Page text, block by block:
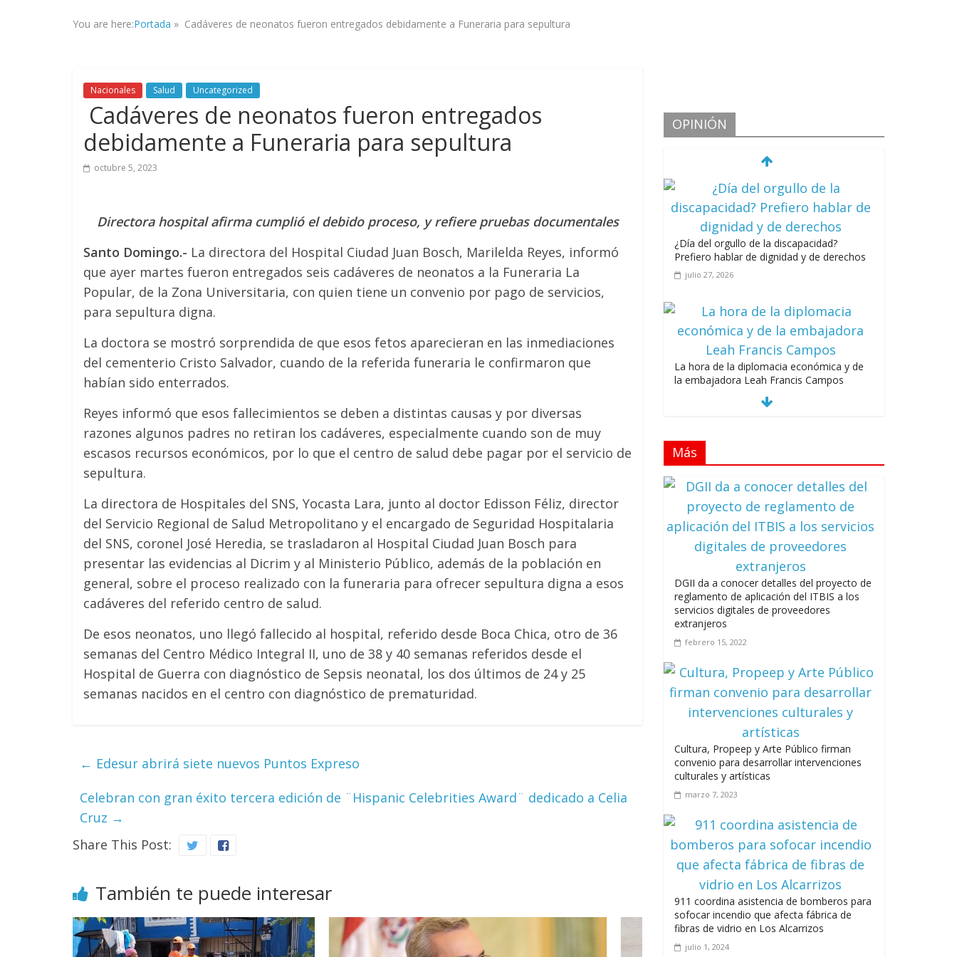
veracidad
con
propósito
mantener
tod@s
nuestr@s
lectores.
You are here:Portada » Cadáveres de neonatos fueron entregados debidamente a Funeraria para sepultura
Nacionales Salud Uncategorized
Cadáveres de neonatos fueron entregados
debidamente a Funeraria para sepultura
octubre 5, 2023
Directora hospital afirma cumplió el debido proceso, y refiere pruebas documentales
Santo Domingo.- La directora del Hospital Ciudad Juan Bosch, Marilelda Reyes, informó
que ayer martes fueron entregados seis cadáveres de neonatos a la Funeraria La
Popular, de la Zona Universitaria, con quien tiene un convenio por pago de servicios,
para sepultura digna.
La doctora se mostró sorprendida de que esos fetos aparecieran en las inmediaciones
del cementerio Cristo Salvador, cuando de la referida funeraria le confirmaron que
habían sido enterrados.
Reyes informó que esos fallecimientos se deben a distintas causas y por diversas
razones algunos padres no retiran los cadáveres, especialmente cuando son de muy
escasos recursos económicos, por lo que el centro de salud debe pagar por el servicio de
sepultura.
La directora de Hospitales del SNS, Yocasta Lara, junto al doctor Edisson Féliz, director
del Servicio Regional de Salud Metropolitano y el encargado de Seguridad Hospitalaria
del SNS, coronel José Heredia, se trasladaron al Hospital Ciudad Juan Bosch para
presentar las evidencias al Dicrim y al Ministerio Público, además de la población en
general, sobre el proceso realizado con la funeraria para ofrecer sepultura digna a esos
cadáveres del referido centro de salud.
De esos neonatos, uno llegó fallecido al hospital, referido desde Boca Chica, otro de 36
semanas del Centro Médico Integral II, uno de 38 y 40 semanas referidos desde el
Hospital de Guerra con diagnóstico de Sepsis neonatal, los dos últimos de 24 y 25
semanas nacidos en el centro con diagnóstico de prematuridad.
← Edesur abrirá siete nuevos Puntos Expreso
Celebran con gran éxito tercera edición de ¨Hispanic Celebrities Award¨ dedicado a Celia
Cruz →
Share This Post:
También te puede interesar
OPINIÓN
¿Día del orgullo de la discapacidad?
Prefiero hablar de dignidad y de derechos
julio 27, 2026
La hora de la diplomacia económica y de
la embajadora Leah Francis Campos
patidarios
julio 12, 2026
Llevar los Juegos XXV Juegos
Centroamericanos y del Caribe a las plazas
y parques del país
junio 15, 2026
A 67 años de la gesta de Constanza,
Maimón y Estero Hondo
junio 14, 2026
Leonel Fernández y la última oportunidad
de los políticos de carrera
agosto 3, 2026
Más
DGII da a conocer detalles del proyecto de
reglamento de aplicación del ITBIS a los
servicios digitales de proveedores
extranjeros
febrero 15, 2022
Cultura, Propeep y Arte Público firman
convenio para desarrollar intervenciones
culturales y artísticas
marzo 7, 2023
911 coordina asistencia de bomberos para
sofocar incendio que afecta fábrica de
fibras de vidrio en Los Alcarrizos
julio 1, 2024